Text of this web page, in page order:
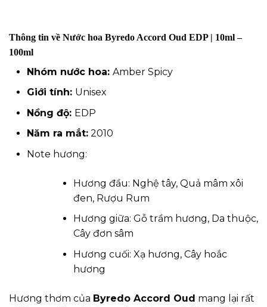
Thông tin về Nước hoa Byredo Accord Oud EDP | 10ml –
100ml
Nhóm nước hoa: Amber Spicy
Giới tính: Unisex
Nồng độ: EDP
Năm ra mắt: 2010
Note hương:
Hương đầu: Nghệ tây, Quả mâm xôi
đen, Rượu Rum
Hương giữa: Gỗ trầm hương, Da thuộc,
Cây đơn sâm
Hương cuối: Xạ hương, Cây hoắc
hương
Hương thơm của Byredo Accord Oud mang lại rất